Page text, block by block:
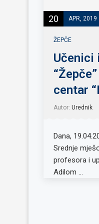
20 APR, 2019
ŽEPČE
Učenici
centar
Autor: Urednik
Dana,
Srednje
profesora i
Adilom …